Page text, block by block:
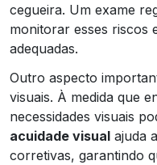
cegueira. Um exame
monitorar esses riscos
adequadas.
Outro aspecto
visuais. À medida que
necessidades visuais
acuidade visual ajuda
corretivas, garantindo